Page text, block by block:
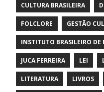
CULTURA BRASILEIRA
FOLCLORE GESTÃO
INSTITUTO BRASILEIRO DE
JUCA FERREIRA LEI
LITERATURA LIVROS